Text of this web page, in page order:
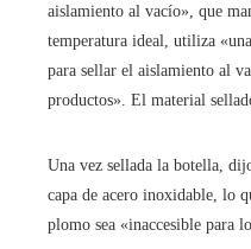
aislamiento al vacío», que
temperatura ideal, utiliza
para sellar el aislamiento al
productos». El material
Una vez sellada la botella,
capa de acero inoxidable, lo
plomo sea «inaccesible para